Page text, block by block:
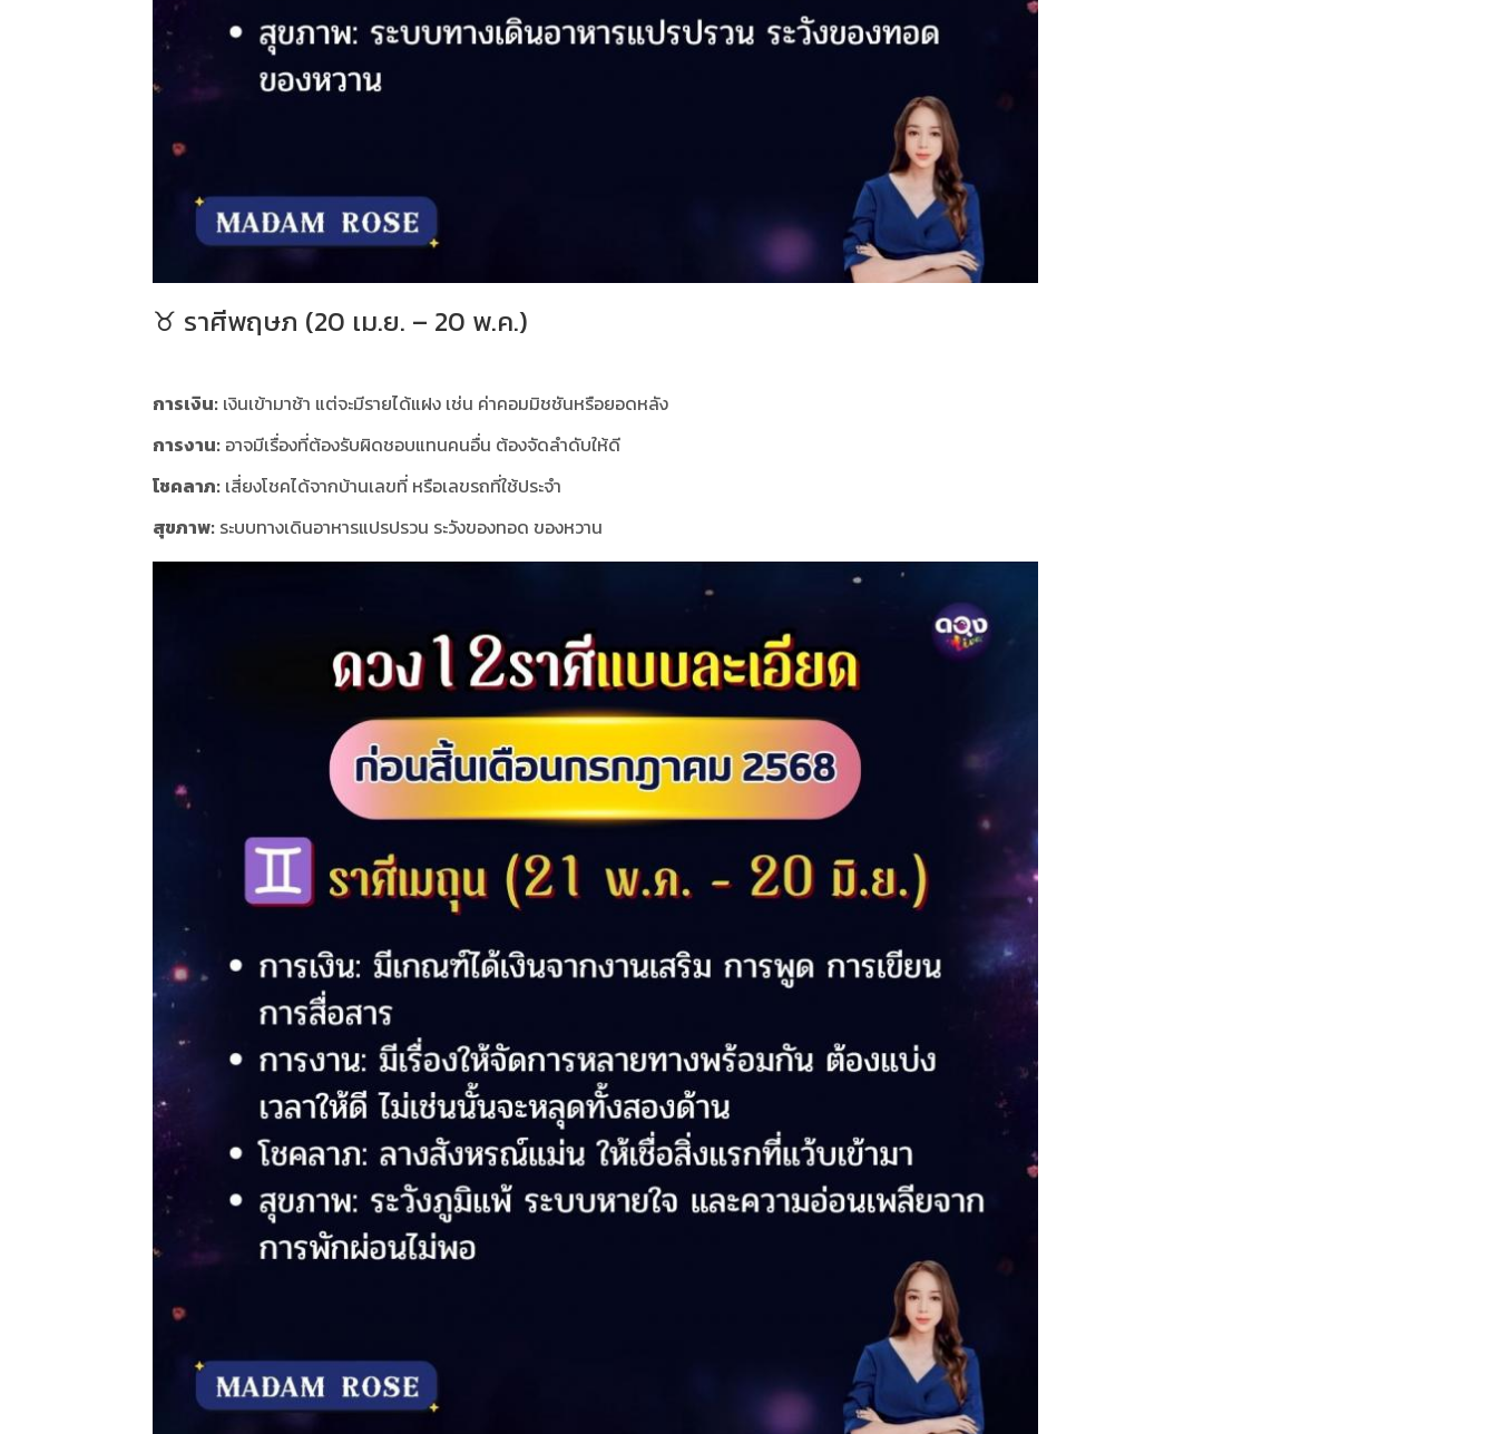
♉️ ราศีพฤษภ (20 เม.ย. – 20 พ.ค.)
การเงิน: เงินเข้ามาช้า แต่จะมีรายได้แฝง เช่น ค่าคอมมิชชันหรือยอดหลัง
การงาน: อาจมีเรื่องที่ต้องรับผิดชอบแทนคนอื่น ต้องจัดลำดับให้ดี
โชคลาภ: เสี่ยงโชคได้จากบ้านเลขที่ หรือเลขรถที่ใช้ประจำ
สุขภาพ: ระบบทางเดินอาหารแปรปรวน ระวังของทอด ของหวาน